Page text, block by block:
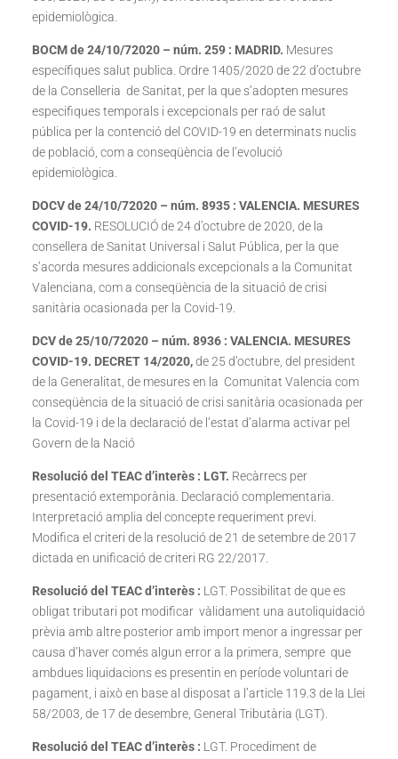
epidemiològica.
BOCM de 24/10/72020 – núm. 259 : MADRID. Mesures
específiques salut publica. Ordre 1405/2020 de 22 d’octubre
de la Conselleria de Sanitat, per la que s’adopten mesures
especifiques temporals i excepcionals per raó de salut
pública per la contenció del COVID-19 en determinats nuclis
de població, com a conseqüència de l’evolució
epidemiològica.
DOCV de 24/10/72020 – núm. 8935 : VALENCIA. MESURES
COVID-19. RESOLUCIÓ de 24 d’octubre de 2020, de la
consellera de Sanitat Universal i Salut Pública, per la que
s’acorda mesures addicionals excepcionals a la Comunitat
Valenciana, com a conseqüència de la situació de crisi
sanitària ocasionada per la Covid-19.
DCV de 25/10/72020 – núm. 8936 : VALENCIA. MESURES
COVID-19. DECRET 14/2020,de 25 d’octubre, del president
de la Generalitat, de mesures en la Comunitat Valencia com
conseqüència de la situació de crisi sanitària ocasionada per
la Covid-19 i de la declaració de l’estat d’alarma activar pel
Govern de la Nació
Resolució del TEAC d’interès : LGT. Recàrrecs per
presentació extemporània. Declaració complementaria.
Interpretació amplia del concepte requeriment previ.
Modifica el criteri de la resolució de 21 de setembre de 2017
dictada en unificació de criteri RG 22/2017.
Resolució del TEAC d’interès : LGT. Possibilitat de que es
obligat tributari pot modificar vàlidament una autoliquidació
prèvia amb altre posterior amb import menor a ingressar per
causa d’haver comés algun error a la primera, sempre que
ambdues liquidacions es presentin en període voluntari de
pagament, i això en base al disposat a l’article 119.3 de la Llei
58/2003, de 17 de desembre, General Tributària (LGT).
Resolució del TEAC d’interès : LGT. Procediment de